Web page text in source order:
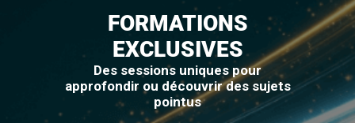
DPO AS A SERVICE
NOUS CONNAÎTRE
ACTUALITÉS
FORMATIONS
EXCLUSIVES
Des sessions uniques pour
approfondir ou découvrir des sujets
pointus